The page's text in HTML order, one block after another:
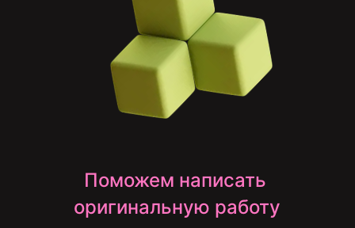
Поможем написать
оригинальную работу